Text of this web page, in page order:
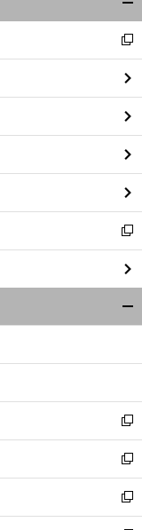
閉
る
新
し
い
ウ
ィ
ン
ド
ウ
で
開
く
新
し
い
ウ
ィ
ン
ウ
開
く
新
し
い
ウ
ィ
ン
新
し
い
ウ
新
し